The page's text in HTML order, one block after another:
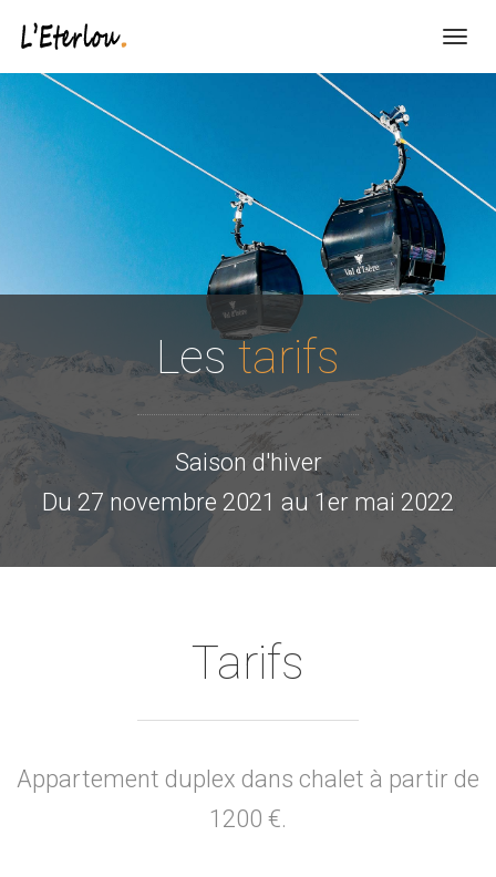
Menu
Lestarifs
Saison d'hiver
Du 27 novembre 2021 au 1er mai 2022
Tarifs
Appartement duplex dans chalet à partir de
1200 €.